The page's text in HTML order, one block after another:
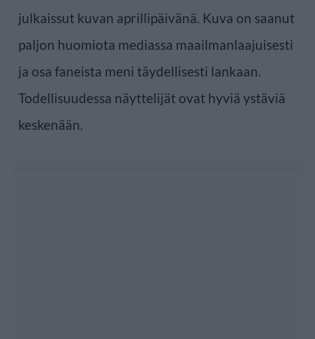
julkaissut kuvan aprillipäivänä. Kuva on saanut
paljon huomiota mediassa maailmanlaajuisesti
ja osa faneista meni täydellisesti lankaan.
Todellisuudessa näyttelijät ovat hyviä ystäviä
keskenään.